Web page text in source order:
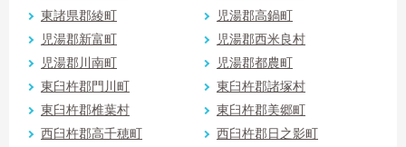
東諸県郡綾町
児湯郡高鍋町
児湯郡新富町
児湯郡西米良村
児湯郡川南町
児湯郡都農町
東臼杵郡門川町
東臼杵郡諸塚村
東臼杵郡椎葉村
東臼杵郡美郷町
西臼杵郡高千穂町
西臼杵郡日之影町